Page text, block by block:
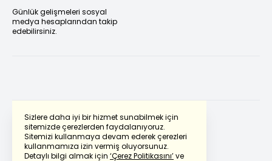
Sizlere daha iyi bir hizmet sunabilmek için
sitemizde çerezlerden faydalanıyoruz.
Sitemizi kullanmaya devam ederek çerezleri
kullanmamıza izin vermiş oluyorsunuz.
Detaylı bilgi almak için ‘Çerez Politikasını’ve
Günlük gelişmeleri sosyal
medya hesaplarından takip
edebilirsiniz.
Powered by Translate